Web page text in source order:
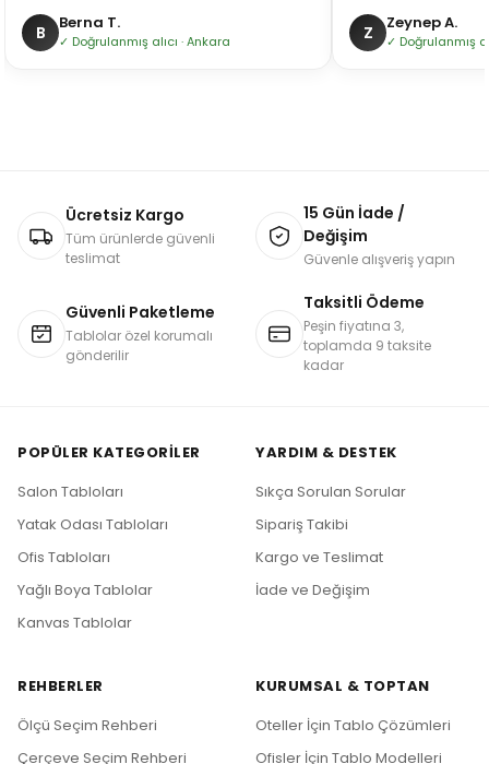
B Berna T.
✓ Doğrulanmış alıcı · Ankara Z Zeynep A.
✓ Doğrulanmış
Ücretsiz Kargo
Tüm ürünlerde güvenli
teslimat
15 Gün İade /
Değişim
Güvenle alışveriş yapın
Güvenli Paketleme
Tablolar özel korumalı
gönderilir
Taksitli Ödeme
Peşin fiyatına 3,
toplamda 9 taksite
kadar
POPÜLER KATEGORILER
Salon Tabloları
Yatak Odası Tabloları
Ofis Tabloları
Yağlı Boya Tablolar
Kanvas Tablolar
YARDIM & DESTEK
Sıkça Sorulan Sorular
Sipariş Takibi
Kargo ve Teslimat
İade ve Değişim
REHBERLER
Ölçü Seçim Rehberi
Çerçeve Seçim Rehberi
KURUMSAL & TOPTAN
Oteller İçin Tablo Çözümleri
Ofisler İçin Tablo Modelleri